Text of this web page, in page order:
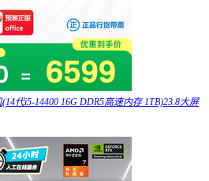
代i5-14400 16G DDR5高速内存 1TB)23.8大屏